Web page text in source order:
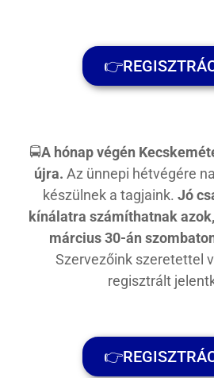
🚍A hónap végén
újra. Az ünnepi hétvégére
készülnek a tagjaink. Jó
kínálatra számíthatnak azok,
március 30-án
Szervezőink szeretettel
regisztrált